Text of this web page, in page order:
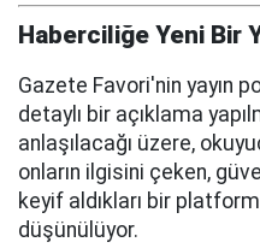
Haberciliğe Yeni Bir
Gazete Favori'nin yayın
detaylı bir açıklama
anlaşılacağı üzere,
onların ilgisini çeken,
keyif aldıkları bir
düşünülüyor.